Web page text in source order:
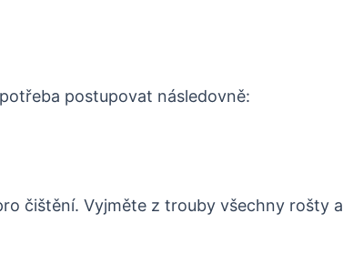
postupovat následovně:
čištění. Vyjměte z trouby všechny rošty a